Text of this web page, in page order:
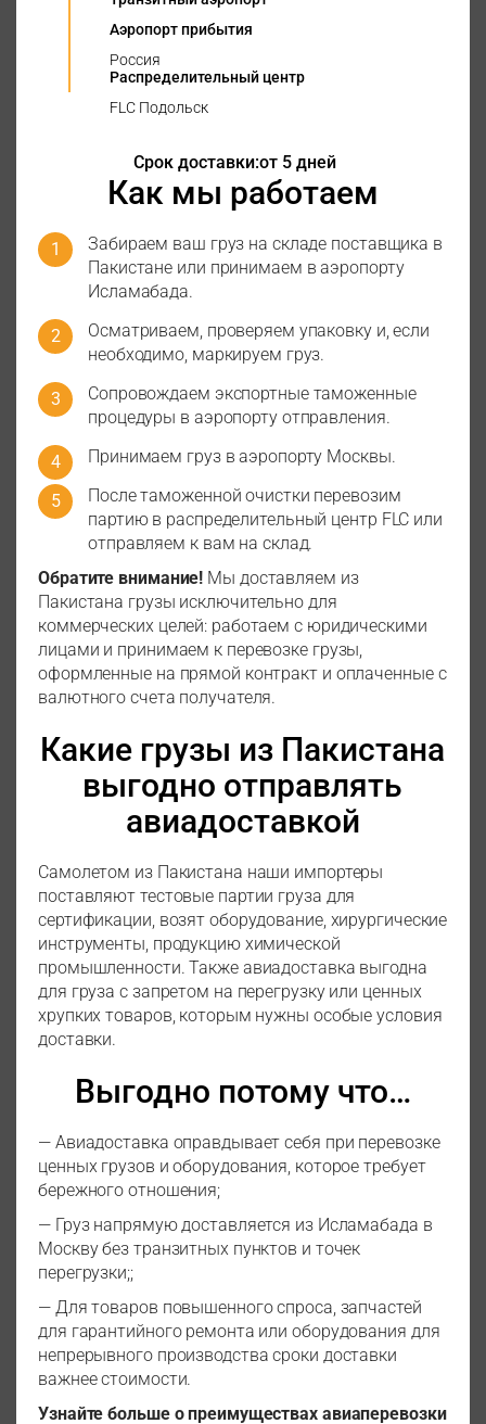
Аэропорт прибытия
Россия
Распределительный центр
FLC Подольск
Срок доставки:от 5 дней
Как мы работаем
Забираем ваш груз на складе поставщика в
Пакистане или принимаем в аэропорту
Исламабада.
Осматриваем, проверяем упаковку и, если
необходимо, маркируем груз.
Сопровождаем экспортные таможенные
процедуры в аэропорту отправления.
Принимаем груз в аэропорту Москвы.
После таможенной очистки перевозим
партию в распределительный центр FLC или
отправляем к вам на склад.
Обратите внимание! Мы доставляем из
Пакистана грузы исключительно для
коммерческих целей: работаем с юридическими
лицами и принимаем к перевозке грузы,
оформленные на прямой контракт и оплаченные с
валютного счета получателя.
Какие грузы из Пакистана
выгодно отправлять
авиадоставкой
Самолетом из Пакистана наши импортеры
поставляют тестовые партии груза для
сертификации, возят оборудование, хирургические
инструменты, продукцию химической
промышленности. Также авиадоставка выгодна
для груза с запретом на перегрузку или ценных
хрупких товаров, которым нужны особые условия
доставки.
Выгодно потому что…
— Авиадоставка оправдывает себя при перевозке
ценных грузов и оборудования, которое требует
бережного отношения;
— Груз напрямую доставляется из Исламабада в
Москву без транзитных пунктов и точек
перегрузки;;
— Для товаров повышенного спроса, запчастей
для гарантийного ремонта или оборудования для
непрерывного производства сроки доставки
важнее стоимости.
Узнайте больше о преимуществах авиаперевозки